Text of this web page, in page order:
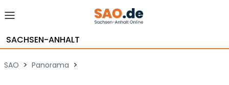
SACHSEN-ANHALT
SAO > Panorama >